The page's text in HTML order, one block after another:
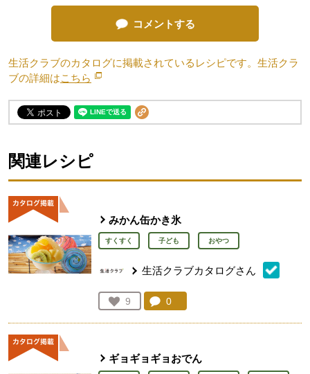
コメントする
生活クラブのカタログに掲載されているレシピです。生活クラ
ブの詳細はこちら 別のウィンドウで開きます。
関連レシピ
みかん缶かき氷
すくすく 子ども おやつ
生活クラブカタログさん
お気に入り登録：
9
人が登録
コメント：
0
ギョギョギョおでん